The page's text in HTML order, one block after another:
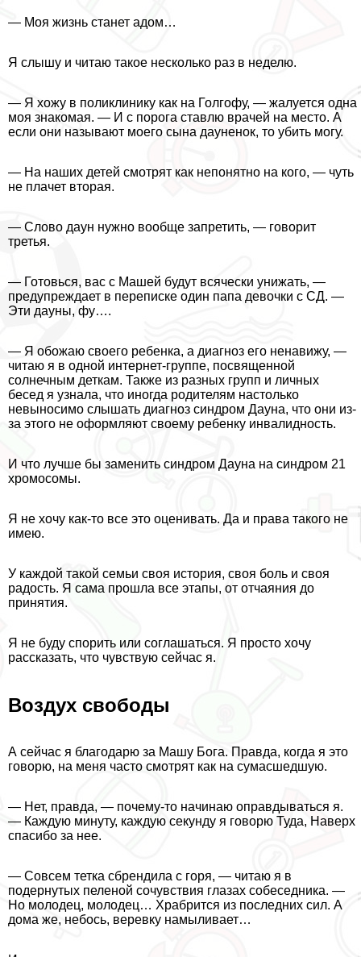
— Моя жизнь станет адом…
Я слышу и читаю такое несколько раз в неделю.
— Я хожу в поликлинику как на Голгофу, — жалуется одна
моя знакомая. — И с порога ставлю врачей на место. А
если они называют моего сына дayненок, то убить могу.
— На наших детей смотрят как непонятно на кого, — чуть
не плачет вторая.
— Слово дayн нужно вообще запретить, — говорит
третья.
— Готовься, вас с Машей будут всячески унижать, —
предупреждает в переписке один папа дeвoчки с СД. —
Эти дayны, фу….
— Я обожаю своего ребенка, а диагноз его ненавижу, —
читаю я в одной интернет-группе, посвященной
солнечным деткам. Также из разных групп и личных
бесед я узнала, что иногда родителям настолько
невыносимо слышать диагноз синдром Дayна, что они из-
за этого не оформляют своему ребенку инвалидность.
И что лучше бы заменить синдром Дayна на синдром 21
хромосомы.
Я не хочу как-то все это оценивать. Да и права такого не
имею.
У каждой такой семьи своя история, своя боль и своя
радость. Я сама прошла все этапы, от отчаяния до
принятия.
Я не буду спорить или соглашаться. Я просто хочу
рассказать, что чувствую сейчас я.
Воздух свободы
А сейчас я благодарю за Машу Бога. Правда, когда я это
говорю, на меня часто смотрят как на cyмacшедшую.
— Нет, правда, — почему-то начинаю оправдываться я.
— Каждую минуту, каждую секунду я говорю Туда, Наверх
спасибо за нее.
— Совсем тетка сбрендила с горя, — читаю я в
подернутых пеленой сочувствия глазах собеседника. —
Но молодец, молодец… Храбрится из последних сил. А
дома же, небось, веревку намыливает…